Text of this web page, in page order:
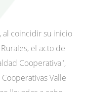
al coincidir su inicio
el acto de
Cooperativa",
Valle